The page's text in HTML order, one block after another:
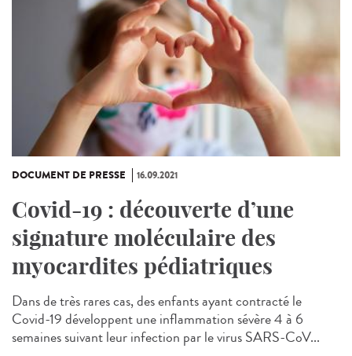
DOCUMENT DE PRESSE 16.09.2021
Covid-19 : découverte d’une
signature moléculaire des
myocardites pédiatriques
Dans de très rares cas, des enfants ayant contracté le
Covid-19 développent une inflammation sévère 4 à 6
semaines suivant leur infection par le virus SARS-CoV...